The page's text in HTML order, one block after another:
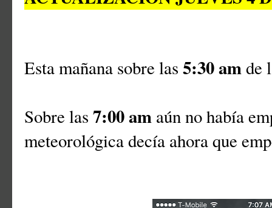
Esta mañana sobre las 5:30 amde
Sobre las 7:00 am aún no había
meteorológica decía ahora que